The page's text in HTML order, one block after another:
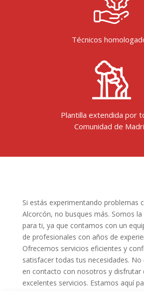
Técnicos
Plantilla extendida por
Comunidad de
Si estás experimentando problemas
Alcorcón, no busques más. Somos
para ti, ya que contamos con un
de profesionales con años de
Ofrecemos servicios eficientes y
satisfacer todas tus necesidades.
en contacto con nosotros y disfrutar
excelentes servicios. Estamos aquí